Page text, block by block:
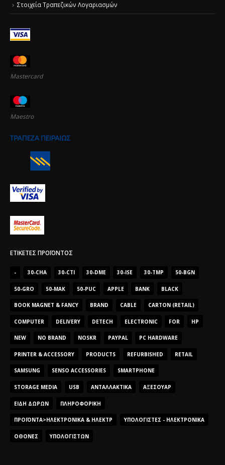
Στοιχεία Τραπεζικών Λογαριασμών
Mastercard
Maestro
ΕΤΙΚΈΤΕΣ ΠΡΟΪΌΝΤΟΣ
- 30-CHA 30-CTI 30-DME 30-ISE 30-TMP 50-BGN
50-GRO 50-MAK 50-PUC APPLE BANK BLACK
BOOK MAGNET & FANCY BRAND CABLE CARTON (RETAIL)
COMPUTER DELIVERY DETECH ELECTRONIC FOR HP
NEW NO BRAND NOSKR PAYPAL PC HARDWARE
PRINTER & ACCESSORY PRODUCTS REFURBISHED RETAIL
SAMSUNG SENSO ACCESSORIES SMARTPHONE
STORAGE MEDIA USB ΑΝΤΑΛΛΑΚΤΙΚΆ ΑΞΕΣΟΥΆΡ
ΕΊΔΗ ΔΏΡΩΝ ΠΛΗΡΟΦΟΡΙΚΉ
ΠΡΟΪΌΝΤΑ>ΗΛΕΚΤΡΟΝΙΚΆ & ΗΛΕΚΤΡ ΥΠΟΛΟΓΙΣΤΈΣ - ΗΛΕΚΤΡΟΝΙΚΆ
ΟΘΌΝΕΣ ΥΠΟΛΟΓΙΣΤΏΝ